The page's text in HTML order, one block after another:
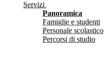
Servizi
Panoramica
Famiglie e studenti
Personale scolastico
Percorsi di studio